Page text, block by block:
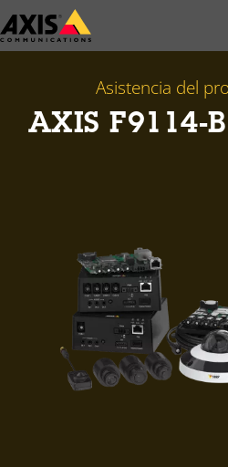
Saltar
al
Asistencia del
AXIS F9114-